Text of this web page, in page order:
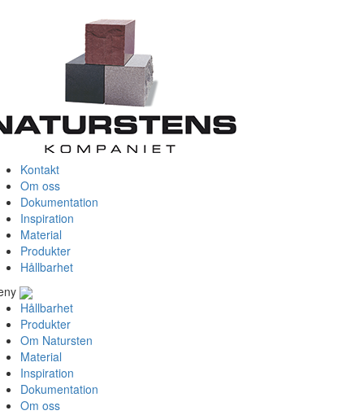
Kontakt
Om oss
Dokumentation
Inspiration
Material
Produkter
Hållbarhet
Hållbarhet
Produkter
Om Natursten
Material
Inspiration
Dokumentation
Om oss